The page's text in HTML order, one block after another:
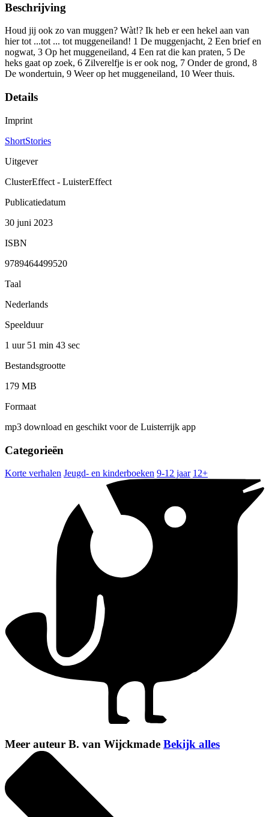
Beschrijving
Houd jij ook zo van muggen? Wàt!? Ik heb er een hekel aan van
hier tot ...tot ... tot muggeneiland! 1 De muggenjacht, 2 Een brief en
nogwat, 3 Op het muggeneiland, 4 Een rat die kan praten, 5 De
heks gaat op zoek, 6 Zilverelfje is er ook nog, 7 Onder de grond, 8
De wondertuin, 9 Weer op het muggeneiland, 10 Weer thuis.
Details
Imprint
ShortStories
Uitgever
ClusterEffect - LuisterEffect
Publicatiedatum
30 juni 2023
ISBN
9789464499520
Taal
Nederlands
Speelduur
1 uur 51 min 43 sec
Bestandsgrootte
179 MB
Formaat
mp3 download en geschikt voor de Luisterrijk app
Categorieën
Korte verhalen Jeugd- en kinderboeken 9-12 jaar 12+
Meer auteur B. van Wijckmade Bekijk alles